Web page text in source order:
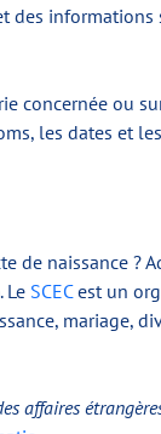
des
ou
les dates et
naissance ?
Le SCECest un
mariage,
affaires